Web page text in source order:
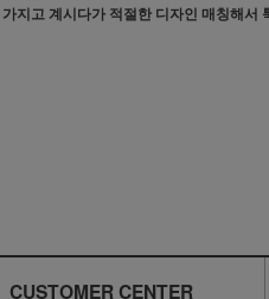
가지고 계시다가 적절한 디자인 매칭해서
CUSTOMER CENTER